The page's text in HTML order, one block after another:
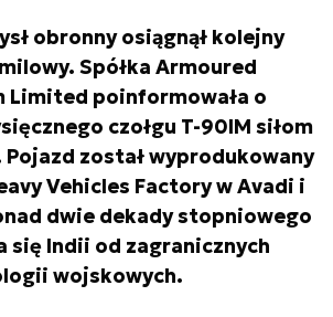
obronny osiągnął kolejny
Spółka Armoured
Limited poinformowała o
czołgu T-90IM siłom
został wyprodukowany
Vehicles Factory w Avadi i
dwie dekady stopniowego
się Indii od zagranicznych
wojskowych.